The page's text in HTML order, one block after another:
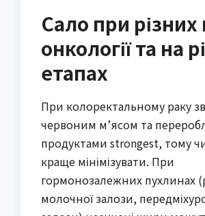
Сало при різних
онкології та на
етапах
При колоректальному раку
червоним м’ясом та
продуктами strongest, тому
краще мінімізувати. При
гормонозалежних пухлинах
молочної залози,